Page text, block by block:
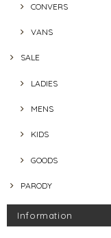
CONVERS
VANS
SALE
LADIES
MENS
KIDS
GOODS
PARODY
Information